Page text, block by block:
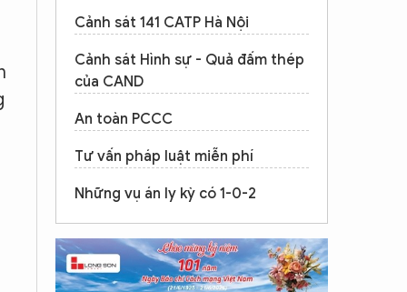
Cảnh sát 141 CATP Hà Nội
Cảnh sát Hình sự - Quả đấm thép
của CAND
An toàn PCCC
Tư vấn pháp luật miễn phí
Những vụ án ly kỳ có 1-0-2